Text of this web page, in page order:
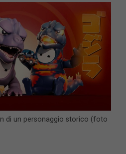
di un personaggio storico (foto